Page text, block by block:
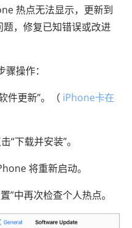
热点无法显示，更新到
，修复已知错误或改进
操作：
件更新”。（ iPhone卡在
“下载并安装”。
将重新启动。
”中再次检查个人热点。